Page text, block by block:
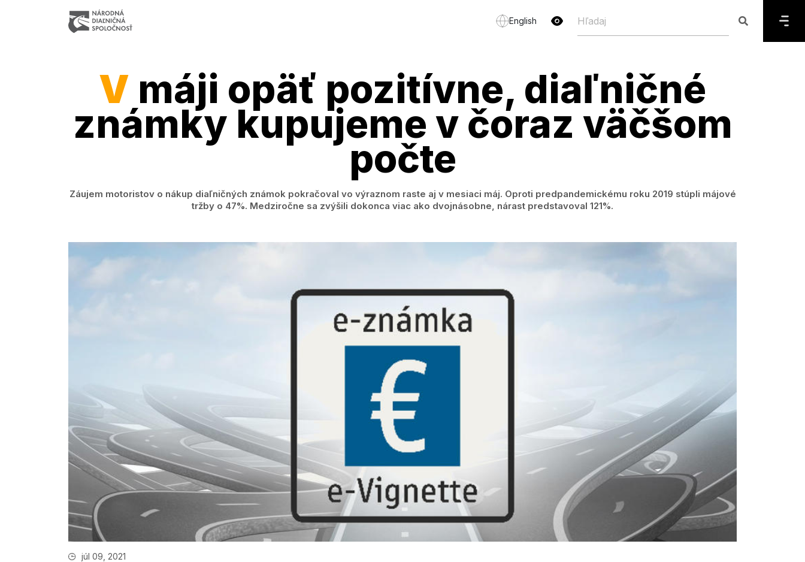
English
V máji opäť pozitívne, diaľničné
známky kupujeme v čoraz väčšom
počte
Záujem motoristov o nákup diaľničných známok pokračoval vo výraznom raste aj v mesiaci máj. Oproti predpandemickému roku 2019 stúpli májové
tržby o 47%. Medziročne sa zvýšili dokonca viac ako dvojnásobne, nárast predstavoval 121%.
júl 09, 2021